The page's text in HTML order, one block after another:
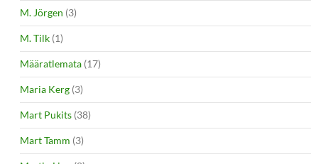
M. Jörgen (3)
M. Tilk (1)
Määratlemata (17)
Maria Kerg (3)
Mart Pukits (38)
Mart Tamm (3)